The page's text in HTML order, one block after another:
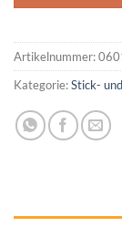
Artikelnummer:
Kategorie:Stick-